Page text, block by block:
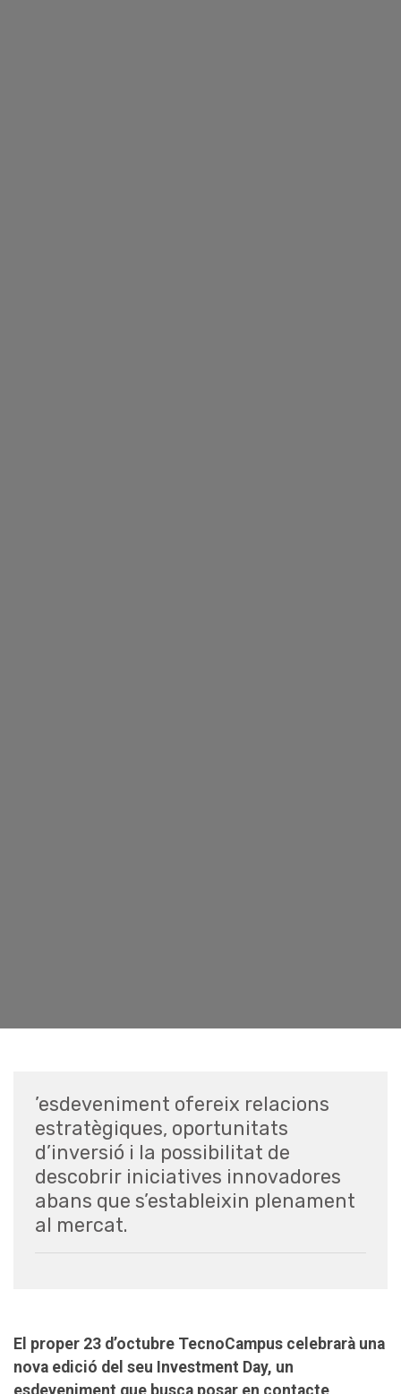
’esdeveniment ofereix relacions
estratègiques, oportunitats
d’inversió i la possibilitat de
descobrir iniciatives innovadores
abans que s’estableixin plenament
al mercat.
El proper 23 d’octubre TecnoCampus celebrarà una
nova edició del seu Investment Day, un
esdeveniment que busca posar en contacte